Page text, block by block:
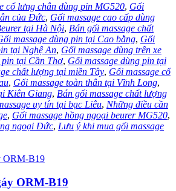
cổ lưng chân dùng pin MG520, Gối
của Đức, Gối massage cao cấp dùng
tại Hà Nội, Bán gối massage chất
massage dùng pin tại Cao bằng, Gối
tại Nghệ An, Gối massage dùng trên xe
pin tại Cần Thơ, Gối massage dùng pin tại
chất lượng tại miền Tây, Gối massage cổ
, Gối massage toàn thân tại Vĩnh Long,
Kiên Giang, Bán gối massage chất lượng
uy tín tại bạc Liêu, Những điều cần
, Gối massage hồng ngoại beurer MG520,
ngoại Đức, Lưu ý khi mua gối massage
ORM-B19